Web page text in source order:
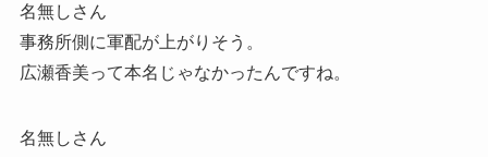
名無しさん
事務所側に軍配が上がりそう。
広瀬香美って本名じゃなかったんですね。
名無しさん